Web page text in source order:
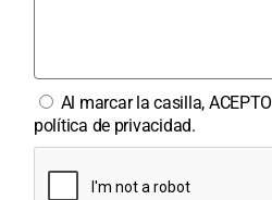
Al marcar la casilla,
política de privacidad.